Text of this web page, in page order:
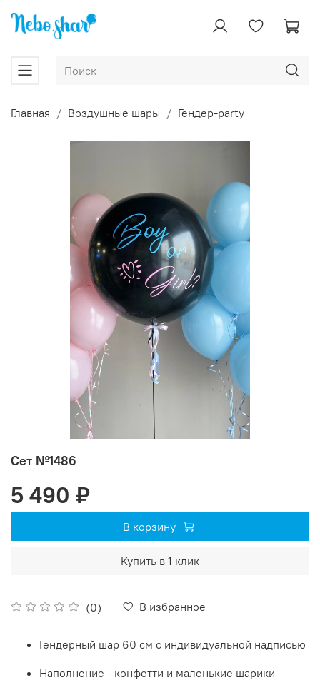
Главная Воздушные шары Гендер-party
Сет №1486
(0) В избранное
5 490 ₽
В корзину
Купить в 1 клик
Гендерный шар 60 см с индивидуальной надписью
Наполнение - конфетти и маленькие шарики